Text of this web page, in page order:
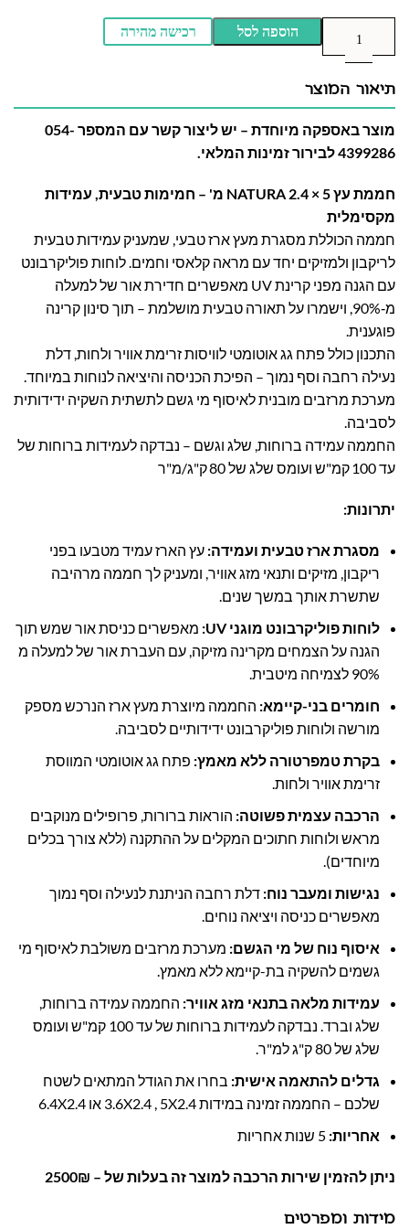
הוספה לסל רכישה מהירה
תיאור המוצר
מוצר באספקה מיוחדת – יש ליצור קשר עם המספר 054-
4399286 לבירור זמינות המלאי.
חממת עץ NATURA 2.4 × 5 מ' – חמימות טבעית, עמידות
מקסימלית
חממה הכוללת מסגרת מעץ ארז טבעי, שמעניק עמידות טבעית
לריקבון ולמזיקים יחד עם מראה קלאסי וחמים.לוחות פוליקרבונט
עם הגנה מפני קרינת UV מאפשרים חדירת אור של למעלה
מ‑90%, וישמרו על תאורה טבעית מושלמת – תוך סינון קרינה
פוגענית.
התכנון כולל פתח גג אוטומטי לוויסות זרימת אוויר ולחות, דלת
נעילה רחבה וסף נמוך – הפיכת הכניסה והיציאה לנוחות במיוחד.
מערכת מרזבים מובנית לאיסוף מי גשם לתשתית השקיה ידידותית
לסביבה.
החממה עמידה ברוחות, שלג וגשם – נבדקה לעמידות ברוחות של
עד 100 קמ"ש ועומס שלג של 80 ק"ג/מ"ר
יתרונות:
מסגרת ארז טבעית ועמידה: עץ הארז עמיד מטבעו בפני
ריקבון, מזיקים ותנאי מזג אוויר, ומעניק לך חממה מרהיבה
שתשרת אותך במשך שנים.
לוחות פוליקרבונט מוגני UV
: מאפשרים כניסת אור שמש תוך
הגנה על הצמחים מקרינה מזיקה, עם העברת אור של למעלה מ
90% לצמיחה מיטבית.
חומרים בני-קיימא: החממה מיוצרת מעץ ארז הנרכש מספק
מורשה ולוחות פוליקרבונט ידידותיים לסביבה.
בקרת טמפרטורה ללא מאמץ: פתח גג אוטומטי המווסת
זרימת אוויר ולחות.
הרכבה עצמית פשוטה: הוראות ברורות, פרופילים מנוקבים
מראש ולוחות חתוכים המקלים על ההתקנה (ללא צורך בכלים
מיוחדים).
נגישות ומעבר נוח: דלת רחבה הניתנת לנעילה וסף נמוך
מאפשרים כניסה ויציאה נוחים.
איסוף נוח של מי הגשם: מערכת מרזבים משולבת לאיסוף מי
גשמים להשקיה בת-קיימא ללא מאמץ.
עמידות מלאה בתנאי מזג אוויר: החממה עמידה ברוחות,
שלג וברד. נבדקה לעמידות ברוחות של עד 100 קמ"ש ועומס
שלג של 80 ק"ג למ"ר.
גדלים להתאמה אישית: בחרו את הגודל המתאים לשטח
שלכם – החממה זמינה במידות 3.6X2.4 , 5X2.4 או 6.4X2.4
אחריות:
ניתן להזמין שירות הרכבה למוצר זה בעלות של – 2500₪
מידות ומפרטים